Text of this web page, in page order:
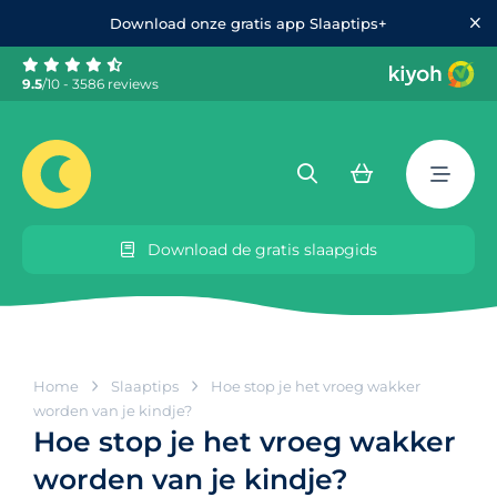
Download onze gratis app Slaaptips+
9.5/10 - 3586 reviews
Download de gratis slaapgids
Home Slaaptips
Hoe stop je het vroeg wakker
worden van je kindje?
Hoe stop je het vroeg wakker
worden van je kindje?